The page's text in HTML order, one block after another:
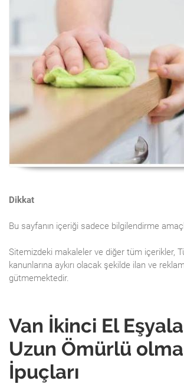
Dikkat
Bu sayfanın içeriği sadece bilgilendirme
Sitemizdeki makaleler ve diğer tüm içerikler,
kanunlarına aykırı olacak şekilde ilan ve
gütmemektedir.
Van İkinci El
Uzun Ömürlü
İpuçları